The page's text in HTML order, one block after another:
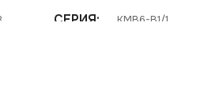
СЕРИЯ KMB6-B1/1